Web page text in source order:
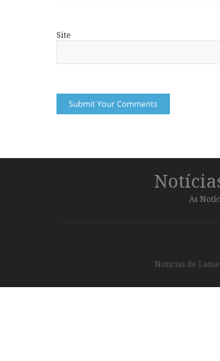
Site
As
Notícias de